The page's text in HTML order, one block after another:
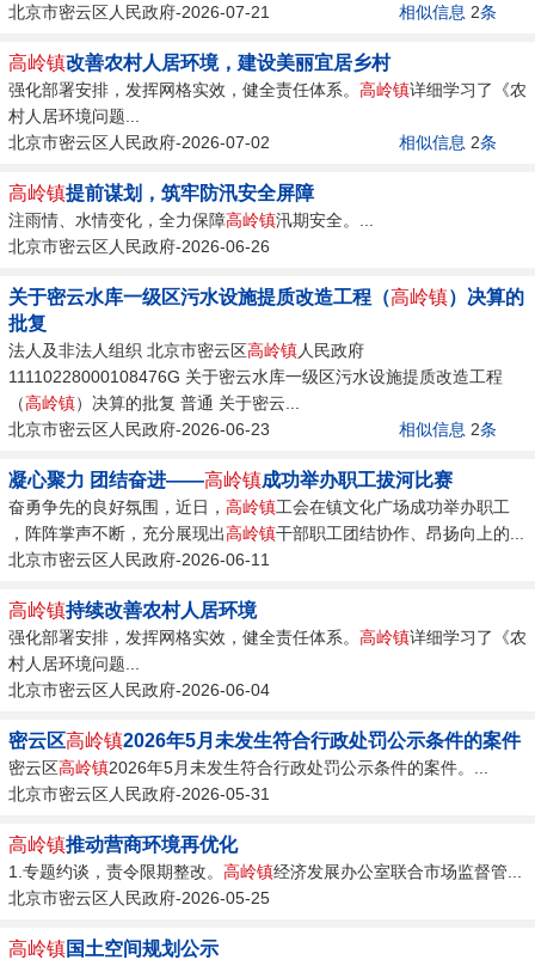
北京市密云区人民政府-2026-07-21
相似信息 2条
高岭镇改善农村人居环境，建设美丽宜居乡村
强化部署安排，发挥网格实效，健全责任体系。 高岭镇详细学习了《农
村人居环境问题...
北京市密云区人民政府-2026-07-02
相似信息 2条
高岭镇提前谋划，筑牢防汛安全屏障
注雨情、水情变化，全力保障高岭镇汛期安全。...
北京市密云区人民政府-2026-06-26
关于密云水库一级区污水设施提质改造工程（高岭镇）决算的
批复
法人及非法人组织 北京市密云区高岭镇人民政府
11110228000108476G 关于密云水库一级区污水设施提质改造工程
（高岭镇）决算的批复 普通 关于密云...
北京市密云区人民政府-2026-06-23
相似信息 2条
凝心聚力 团结奋进——高岭镇成功举办职工拔河比赛
奋勇争先的良好氛围，近日， 高岭镇工会在镇文化广场成功举办职工
，阵阵掌声不断，充分展现出高岭镇干部职工团结协作、昂扬向上的...
北京市密云区人民政府-2026-06-11
高岭镇持续改善农村人居环境
强化部署安排，发挥网格实效，健全责任体系。 高岭镇详细学习了《农
村人居环境问题...
北京市密云区人民政府-2026-06-04
密云区高岭镇2026年5月未发生符合行政处罚公示条件的案件
密云区高岭镇2026年5月未发生符合行政处罚公示条件的案件。...
北京市密云区人民政府-2026-05-31
高岭镇推动营商环境再优化
1.专题约谈，责令限期整改。 高岭镇经济发展办公室联合市场监督管...
北京市密云区人民政府-2026-05-25
高岭镇国土空间规划公示